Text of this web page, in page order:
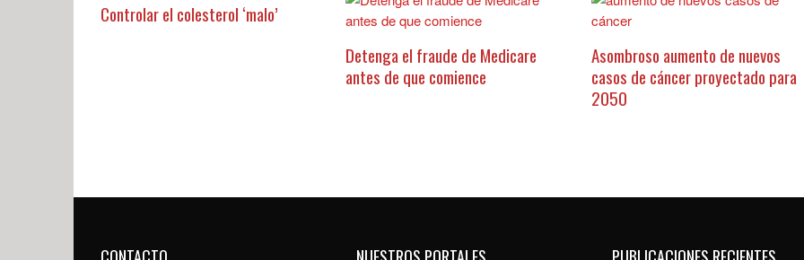
Controlar el colesterol ‘malo’
Detenga el fraude de Medicare
antes de que comience
Asombroso aumento de nuevos
casos de cáncer proyectado para
2050